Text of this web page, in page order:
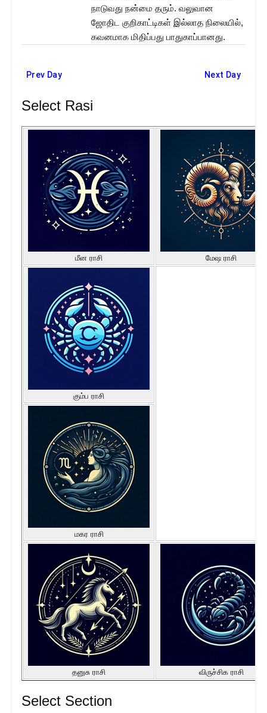
நாடுவது நன்மை தரும். வலுவான
ஜோதிட குறிகாட்டிகள் இல்லாத நிலையில்,
கவனமாக மிதிப்பது பாதுகாப்பானது.
Prev Day Next Day
Select Rasi
மீன ராசி மேஷ ராசி
கும்ப ராசி
மகர ராசி
தனுசு ராசி விருச்சிக ராசி
Select Section